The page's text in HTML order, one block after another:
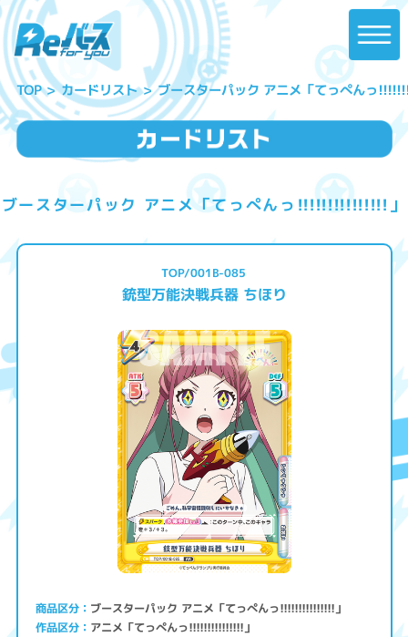
TOP カードリスト ブースターパック アニメ「てっぺんっ
ブースターパック アニメ「てっぺんっ!!!!!!!!!!!!!!!」
TOP/001B-085
銃型万能決戦兵器 ちほり
商品区分 ブースターパック アニメ「てっぺんっ!!!!!!!!!!!!!!!」
作品区分 アニメ「てっぺんっ!!!!!!!!!!!!!!!」